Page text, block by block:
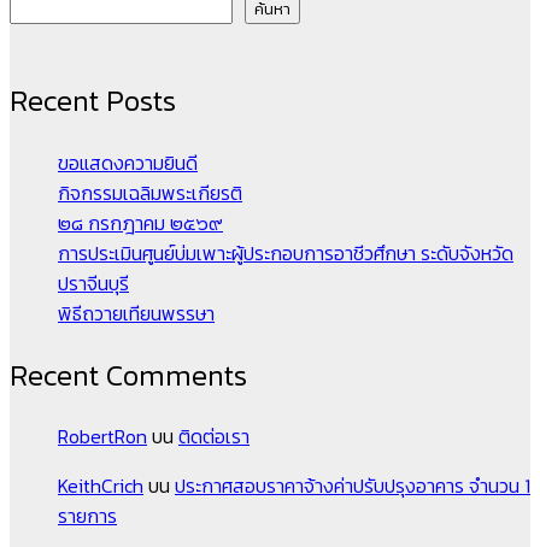
ค้นหา
Recent Posts
ขอแสดงความยินดี
กิจกรรมเฉลิมพระเกียรติ
๒๘ กรกฎาคม ๒๕๖๙
การประเมินศูนย์บ่มเพาะผู้ประกอบการอาชีวศึกษา ระดับจังหวัด
ปราจีนบุรี
พิธีถวายเทียนพรรษา
Recent Comments
RobertRon บน ติดต่อเรา
KeithCrich บน ประกาศสอบราคาจ้างค่าปรับปรุงอาคาร จำนวน 1
รายการ